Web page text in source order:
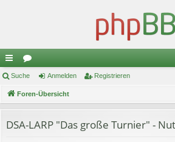
ch
ne
ug
or
en
Suche Anmelden Registrieren
Foren-Übersicht
DSA-LARP "Das große Turnier" -